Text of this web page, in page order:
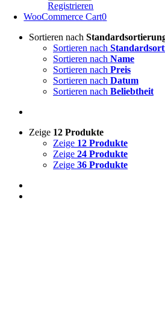
Registrieren
WooCommerce Cart0
Sortieren nach
Sortieren nach
Sortieren nach Name
Sortieren nach Preis
Sortieren nach Datum
Sortieren nach Beliebtheit
Zeige 12 Produkte
Zeige 12 Produkte
Zeige 24 Produkte
Zeige 36 Produkte